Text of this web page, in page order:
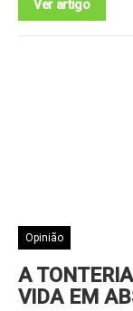
Ver artigo
Opinião
A
VIDA EM